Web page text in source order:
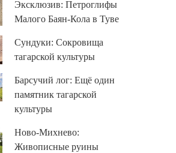
Эксклюзив: Петроглифы
Малого Баян-Кола в Туве
Сундуки: Сокровища
тагарской культуры
Барсучий лог: Ещё один
памятник тагарской
культуры
Ново-Михнево:
Живописные руины